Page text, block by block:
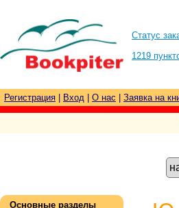
Статус
1219
Регистрация Вход О нас Заявка на
Основные разделы